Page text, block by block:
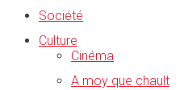
Société
Culture
Cinéma
A moy que chault